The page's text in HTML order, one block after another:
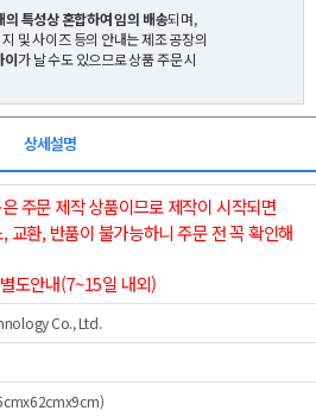
의 특성상 혼합하여 임의 배송되며,
및 사이즈 등의 안내는 제조 공장의
이가 날 수도 있으므로 상품 주문 시
상세설명
주문 제작 상품이므로 제작이 시작되면
교환, 반품이 불가능하니 주문 전 꼭 확인해
도안내(7~15일 내외)
Co., Ltd.